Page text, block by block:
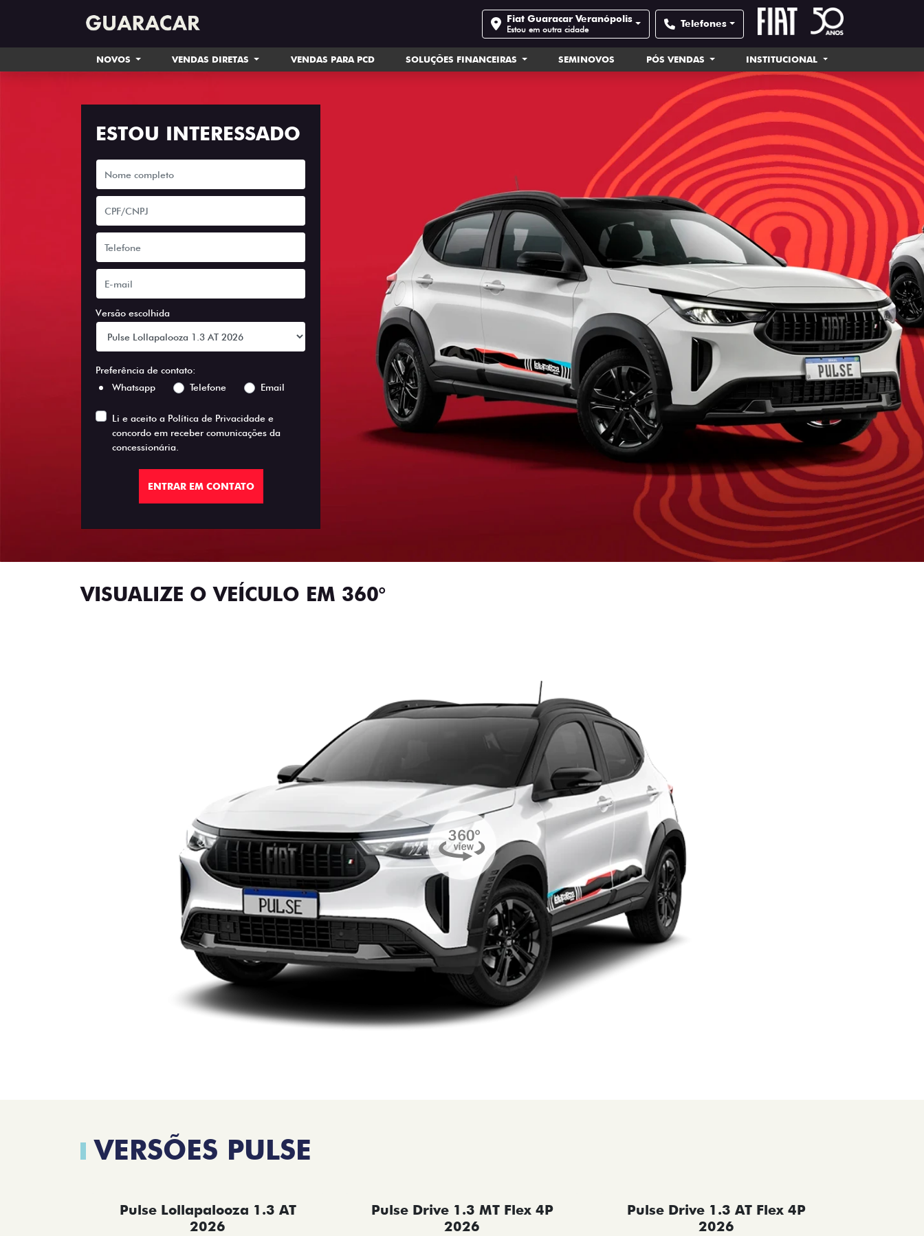
Fiat Guaracar Veranópolis
Estou em outra cidade Telefones
NOVOS VENDAS DIRETAS VENDAS PARA PCD SOLUÇÕES FINANCEIRAS SEMINOVOS PÓS VENDAS INSTITUCIONAL
ESTOU INTERESSADO
Versão escolhida
Preferência de contato:
Whatsapp
Telefone Email
Li e aceito a Política de Privacidade e
concordo em receber comunicações da
concessionária.
ENTRAR EM CONTATO
VISUALIZE O VEÍCULO EM 360°
VERSÕES PULSE
Pulse Lollapalooza 1.3 AT
2026
Pulse Drive 1.3 MT Flex 4P
2026
Pulse Drive 1.3 AT Flex 4P
2026